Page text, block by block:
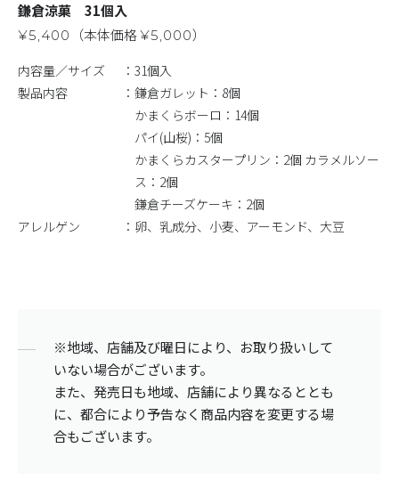
鎌倉涼菓 31個入
¥5,400 （本体価格¥5,000）
内容量／サイズ
31個入
製品内容
鎌倉ガレット：8個
かまくらボーロ：14個
パイ(山桜)：5個
かまくらカスタープリン：2個 カラメルソー
ス：2個
鎌倉チーズケーキ：2個
アレルゲン
卵、乳成分、小麦、アーモンド、大豆
※地域、店舗及び曜日により、お取り扱いして
いない場合がございます。
また、発売日も地域、店舗により異なるととも
に、都合により予告なく商品内容を変更する場
合もございます。